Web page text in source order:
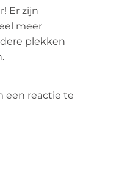
Er zijn
meer
plekken
een reactie te